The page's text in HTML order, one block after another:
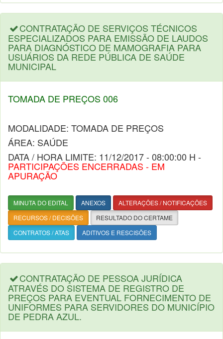
CONTRATAÇÃO DE SERVIÇOS TÉCNICOS
ESPECIALIZADOS PARA EMISSÃO DE LAUDOS
PARA DIAGNÓSTICO DE MAMOGRAFIA PARA
USUÁRIOS DA REDE PÚBLICA DE SAÚDE
MUNICIPAL
TOMADA DE PREÇOS 006
MODALIDADE: TOMADA DE PREÇOS
ÁREA: SAÚDE
DATA / HORA LIMITE: 11/12/2017 - 08:00:00 H -
PARTICIPAÇÕES ENCERRADAS - EM
APURAÇÃO
MINUTA DO EDITAL ANEXOS
ALTERAÇÕES / NOTIFICAÇÕES
RECURSOS / DECISÕES
RESULTADO DO CERTAME
CONTRATOS / ATAS
ADITIVOS E RESCISÕES
CONTRATAÇÃO DE PESSOA JURÍDICA
ATRAVÉS DO SISTEMA DE REGISTRO DE
PREÇOS PARA EVENTUAL FORNECIMENTO DE
UNIFORMES PARA SERVIDORES DO MUNICÍPIO
DE PEDRA AZUL.